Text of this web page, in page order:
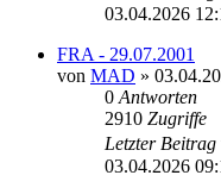
03.04.2026
FRA - 29.07.2001
von MAD »
0 Antworten
2910 Zugriffe
Letzter Beitrag
03.04.2026